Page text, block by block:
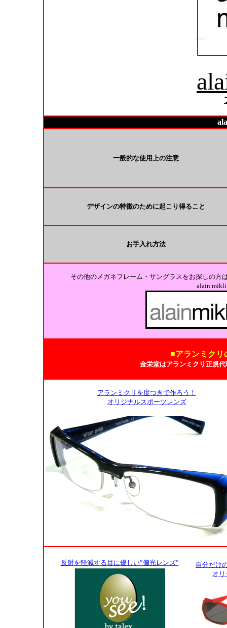
一般的な使用上の注意
デザインの特徴のために起こり得ること
お手入れ方法
その他のメガネフレーム・サングラスをお探しの方
alain
■アランミクリ
金栄堂はアランミクリ正規
アランミクリを度つきで作ろう！
オリジナルスポーツレンズ
反射を軽減する目に優しい”偏光レンズ”
自分だけ
オ